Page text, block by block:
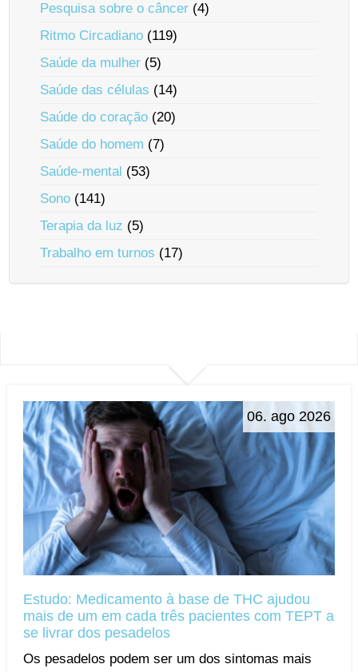
Pesquisa sobre o câncer (4)
Ritmo Circadiano (119)
Saúde da mulher (5)
Saúde das células (14)
Saúde do coração (20)
Saúde do homem (7)
Saúde-mental (53)
Sono (141)
Terapia da luz (5)
Trabalho em turnos (17)
06. ago 2026
Estudo: Medicamento à base de THC ajudou
mais de um em cada três pacientes com TEPT a
se livrar dos pesadelos
Os pesadelos podem ser um dos sintomas mais